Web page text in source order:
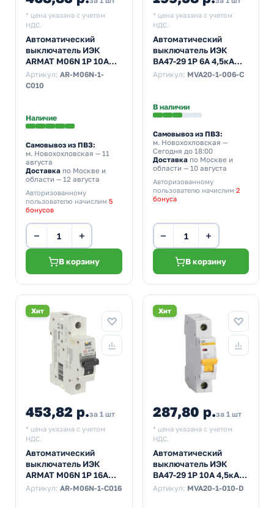
* цена указана с учетом
НДС.
Автоматический
выключатель ИЭК
ARMAT M06N 1Р 10А
6кА характеристика С
(автомат
Артикул: AR-M06N-1-
C010
Наличие
Самовывоз из ПВЗ:
м. Новохохловская — 11
августа
Доставка по Москве и
области — 12 августа
Авторизованному
пользователю начислим 5
бонусов
− +
В корзину
* цена указана с учетом
НДС.
Автоматический
выключатель ИЭК
ВА47-29 1Р 6А 4,5кА
характеристика С
Артикул: MVA20-1-006-C
В наличии
Самовывоз из ПВЗ:
м. Новохохловская —
Сегодня до 18:00
Доставкапо Москве и
области — 10 августа
Авторизованному
пользователю начислим 2
бонуса
− +
В корзину
Хит
453,82 р.за 1 шт
* цена указана с учетом
НДС.
Автоматический
выключатель ИЭК
ARMAT M06N 1Р 16А
6кА характеристика С
Артикул: AR-M06N-1-C016
Хит
287,80 р.за 1 шт
* цена указана с учетом
НДС.
Автоматический
выключатель ИЭК
ВА47-29 1Р 10А 4,5кА
характеристика D
Артикул: MVA20-1-010-D